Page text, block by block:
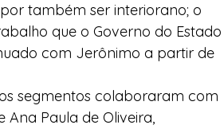
também ser interiorano; o
que o Governo do Estado
com Jerônimo a partir de
segmentos colaboraram com
Paula de Oliveira,